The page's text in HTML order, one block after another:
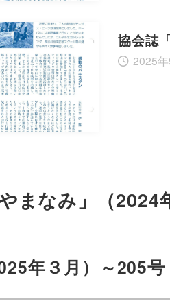
協会誌
2025
まなみ」（2024
年３月）～205号